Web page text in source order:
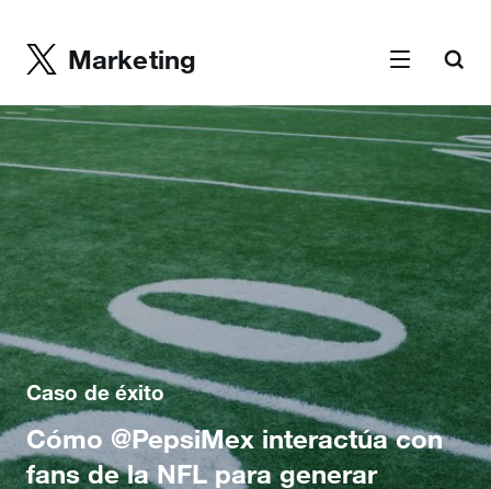
Marketing
Caso de éxito
Cómo @PepsiMex interactúa con
fans de la NFL para generar